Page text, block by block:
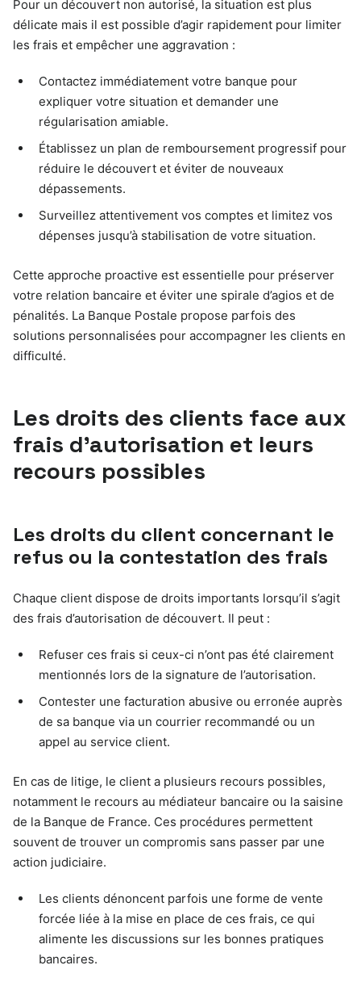
Pour un découvert non autorisé, la situation est plus
délicate mais il est possible d’agir rapidement pour limiter
les frais et empêcher une aggravation :
Contactez immédiatement votre banque pour
expliquer votre situation et demander une
régularisation amiable.
Établissez un plan de remboursement progressif pour
réduire le découvert et éviter de nouveaux
dépassements.
Surveillez attentivement vos comptes et limitez vos
dépenses jusqu’à stabilisation de votre situation.
Cette approche proactive est essentielle pour préserver
votre relation bancaire et éviter une spirale d’agios et de
pénalités. La Banque Postale propose parfois des
solutions personnalisées pour accompagner les clients en
difficulté.
Les droits des clients face aux
frais d’autorisation et leurs
recours possibles
Les droits du client concernant le
refus ou la contestation des frais
Chaque client dispose de droits importants lorsqu’il s’agit
des frais d’autorisation de découvert. Il peut :
Refuser ces frais si ceux-ci n’ont pas été clairement
mentionnés lors de la signature de l’autorisation.
Contester une facturation abusive ou erronée auprès
de sa banque via un courrier recommandé ou un
appel au service client.
En cas de litige, le client a plusieurs recours possibles,
notamment le recours au médiateur bancaire ou la saisine
de la Banque de France. Ces procédures permettent
souvent de trouver un compromis sans passer par une
action judiciaire.
Les clients dénoncent parfois une forme de vente
forcée liée à la mise en place de ces frais, ce qui
alimente les discussions sur les bonnes pratiques
bancaires.